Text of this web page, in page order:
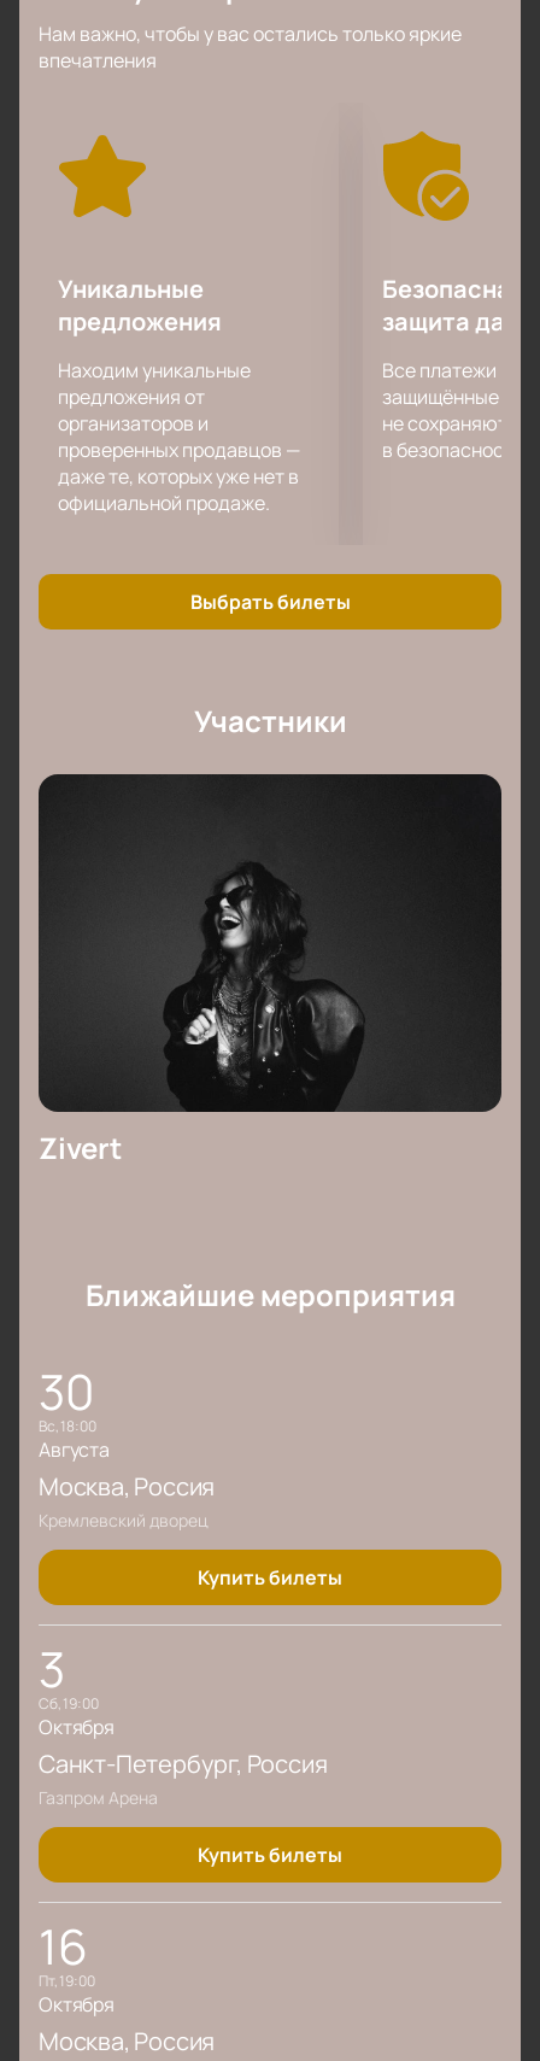
RU.TV в номинациях “Мощный старт” и “Выбор
Cosmopolitan”.
у нас на сайте. Забронируйте желаемое место на
электронном плане зала и оплатите через
защищенный платежный сервис. Даже если билета
нет в кассе, Вы легко можете найти его у нас.
Нам важно, чтобы у вас остались только яркие
впечатления
Уникальные
предложения
Находим уникальные
предложения от
организаторов и
проверенных продавцов —
даже те, которых уже нет в
официальной продаже.
Безопасная
защита
Все платежи
защищённые
не сохраняются
в безопасности.
Выбрать билеты
Участники
Zivert
Ближайшие мероприятия
30
вс, 18:00
Августа
Москва, Россия
Кремлевский дворец
Купить билеты
3
сб, 19:00
Октября
Санкт-Петербург, Россия
Газпром Арена
Купить билеты
16
пт, 19:00
Октября
Москва, Россия